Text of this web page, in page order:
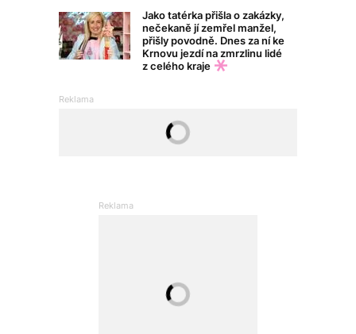
Jako tatérka přišla o zakázky,
nečekaně jí zemřel manžel,
přišly povodně. Dnes za ní ke
Krnovu jezdí na zmrzlinu lidé
z celého kraje